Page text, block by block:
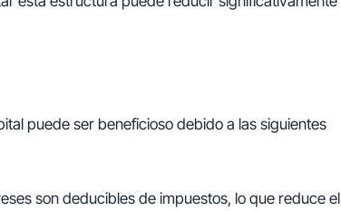
puede ser beneficioso debido a las siguientes
son deducibles de impuestos, lo que reduce el